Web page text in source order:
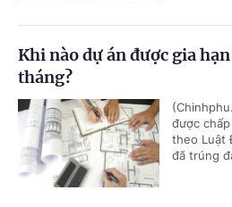
Khi nào dự án được gia
tháng?
được
theo Luật
đã trúng